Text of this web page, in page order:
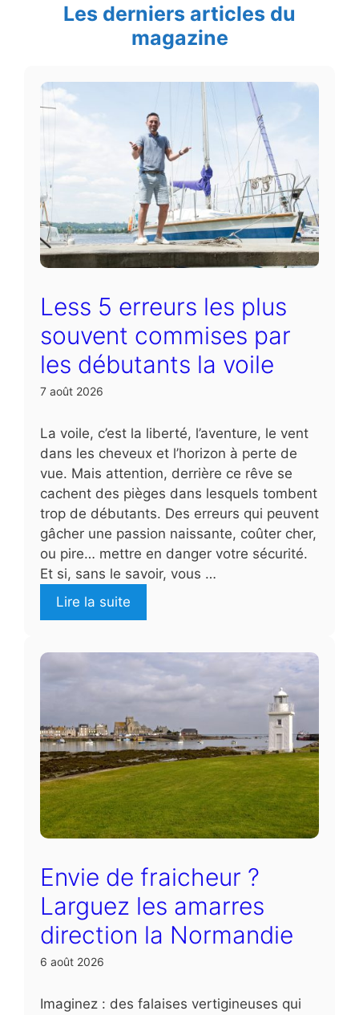
Les derniers articles du
magazine
Less 5 erreurs les plus
souvent commises par
les débutants la voile
7 août 2026
La voile, c’est la liberté, l’aventure, le vent
dans les cheveux et l’horizon à perte de
vue. Mais attention, derrière ce rêve se
cachent des pièges dans lesquels tombent
trop de débutants. Des erreurs qui peuvent
gâcher une passion naissante, coûter cher,
ou pire… mettre en danger votre sécurité.
Et si, sans le savoir, vous …
Lire la suite
Envie de fraicheur ?
Larguez les amarres
direction la Normandie
6 août 2026
Imaginez : des falaises vertigineuses qui